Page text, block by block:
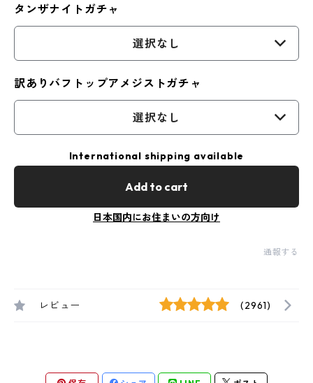
タンザナイトガチャ
選択なし
訳ありバフトップアメジストガチャ
選択なし
International shipping available
Add to cart
日本国内にお住まいの方向け
通報する
レビュー (2961)